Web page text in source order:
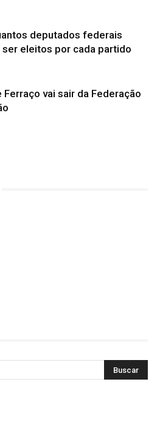
deputados federais
eleitos por cada partido
Ferraço vai sair da Federação